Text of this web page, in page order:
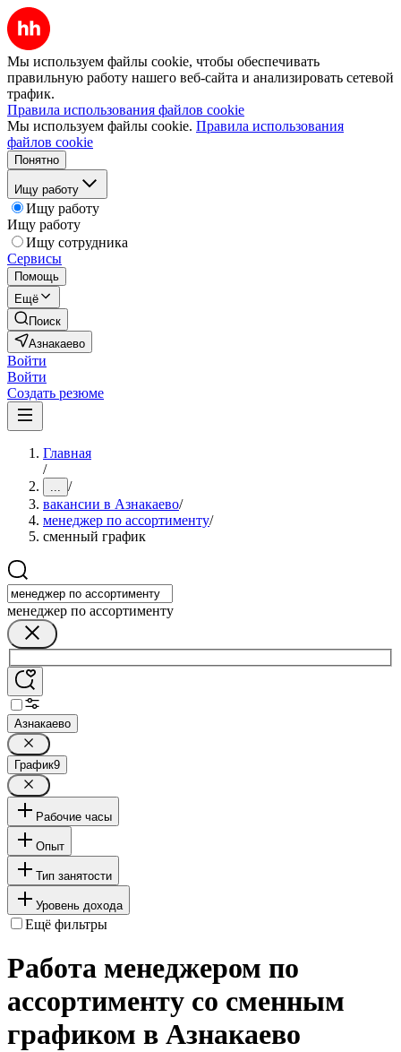
Мы используем файлы cookie, чтобы обеспечивать
правильную работу нашего веб-сайта и анализировать сетевой
трафик.
Правила использования файлов cookie
Мы используем файлы cookie. Правила использования
файлов cookie
Понятно
Ищу работу
Ищу работу
Ищу работу
Ищу сотрудника
Сервисы
Помощь
Ещё
Поиск
Азнакаево
Войти
Войти
Создать резюме
Главная
/
... /
вакансии в Азнакаево/
менеджер по ассортименту/
сменный график
менеджер по ассортименту
Азнакаево
График9
Рабочие часы
Опыт
Тип занятости
Уровень дохода
Ещё фильтры
Работа менеджером по
ассортименту со сменным
графиком в Азнакаево